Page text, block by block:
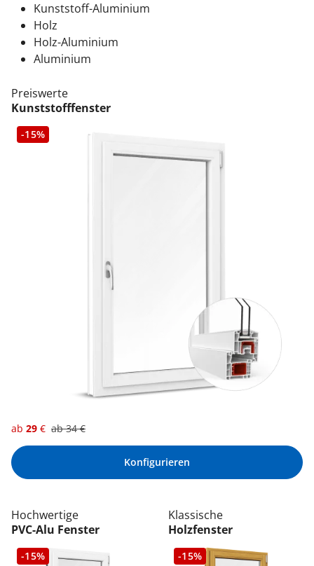
Kunststoff-Aluminium
Holz
Holz-Aluminium
Aluminium
Preiswerte
Kunststofffenster
-15%
ab 29 € ab34€
Konfigurieren
Hochwertige
PVC-Alu Fenster
-15%
Klassische
Holzfenster
-15%